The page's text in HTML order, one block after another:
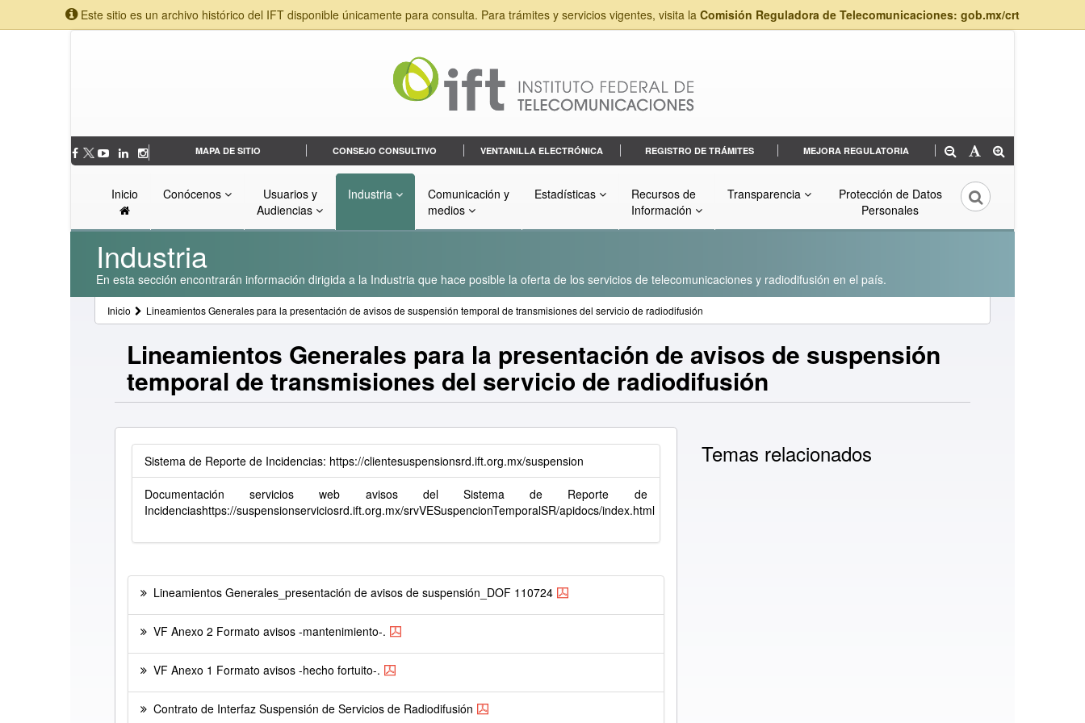
Este sitio es un archivo histórico del IFT disponible únicamente para consulta. Para trámites y servicios vigentes, visita la Comisión Reguladora de Telecomunicaciones: gob.mx/crt
MAPA DE SITIO CONSEJO CONSULTIVO VENTANILLA ELECTRÓNICA REGISTRO DE TRÁMITES MEJORA REGULATORIA
Inicio Conócenos
Usuarios y
Audiencias
Industria
Comunicación y
medios
Estadísticas
Recursos de
Información
Transparencia
Protección de Datos
Personales
Industria
En esta sección encontrarán información dirigida a la Industria que hace posible la oferta de los servicios de telecomunicaciones y radiodifusión en el país.
Inicio Lineamientos Generales para la presentación de avisos de suspensión temporal de transmisiones del servicio de radiodifusión
Lineamientos Generales para la presentación de avisos de suspensión
temporal de transmisiones del servicio de radiodifusión
Sistema de Reporte de Incidencias: https://clientesuspensionsrd.ift.org.mx/suspension
Documentación servicios web avisos del Sistema de Reporte de
Incidenciashttps://suspensionserviciosrd.ift.org.mx/srvVESuspencionTemporalSR/apidocs/index.html
Lineamientos Generales_presentación de avisos de suspensión_DOF 110724
VF Anexo 2 Formato avisos -mantenimiento-.
VF Anexo 1 Formato avisos -hecho fortuito-.
Contrato de Interfaz Suspensión de Servicios de Radiodifusión
Temas relacionados